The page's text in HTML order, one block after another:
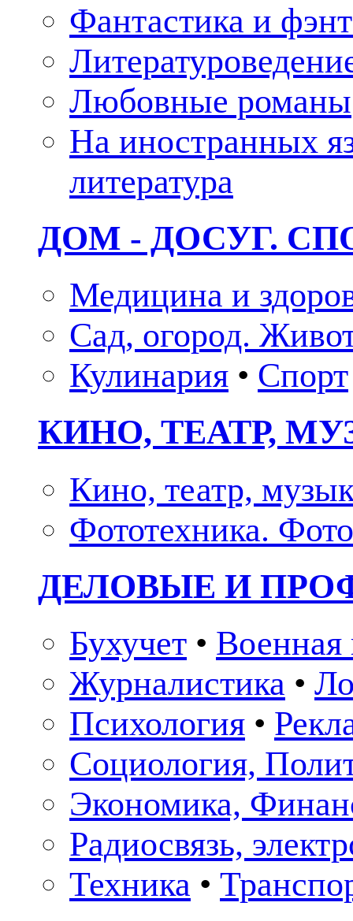
Фантастика и
Любовные романы
На иностранных
литература
ДОМ - ДОСУГ.
Медицина и
Сад, огород.
Кулинария • Спорт
КИНО, ТЕАТР,
Кино, театр,
Фототехника.
ДЕЛОВЫЕ И
Бухучет • Военная
Журналистика •
Психология •
Социология,
Экономика,
Радиосвязь,
Техника •